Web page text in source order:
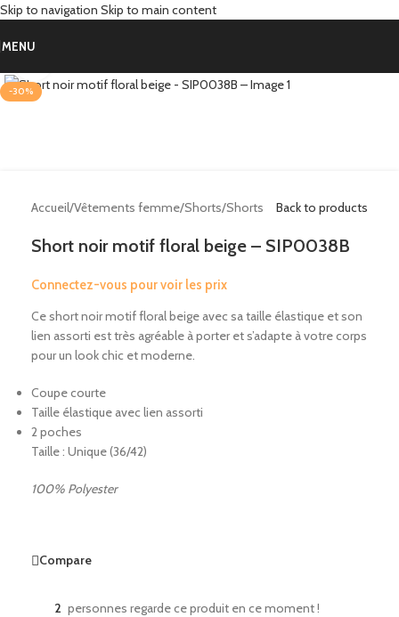
Skip to navigation Skip to main content
MENU
-30%
Accueil/Vêtements femme/Shorts/Shorts Back to products
Short noir motif floral beige – SIP0038B
Connectez-vous pour voir les prix
Ce short noir motif floral beige avec sa taille élastique et son
lien assorti est très agréable à porter et s’adapte à votre corps
pour un look chic et moderne.
Coupe courte
Taille élastique avec lien assorti
2 poches
Taille : Unique (36/42)
100% Polyester
Compare
2 personnes regarde ce produit en ce moment !